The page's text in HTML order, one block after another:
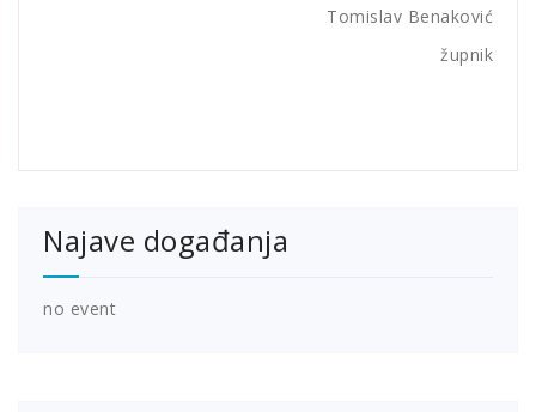
Tomislav Benaković
župnik
Najave događanja
no event